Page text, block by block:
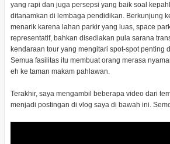
yang rapi dan juga persepsi yang baik soal
ditanamkan di lembaga pendidikan. Berkunjung
menarik karena lahan parkir yang luas, space
representatif, bahkan disediakan pula sarana
kendaraan tour yang mengitari spot-spot penting
Semua fasilitas itu membuat orang merasa
eh ke taman makam pahlawan.
Terakhir, saya mengambil beberapa video dari
menjadi postingan di vlog saya di bawah ini.